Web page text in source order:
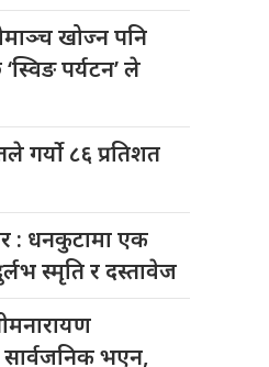
खोज्न पनि
पर्यटन’ ले
गर्यो ८६ प्रतिशत
: धनकुटामा एक
स्मृति र दस्तावेज
भएन,